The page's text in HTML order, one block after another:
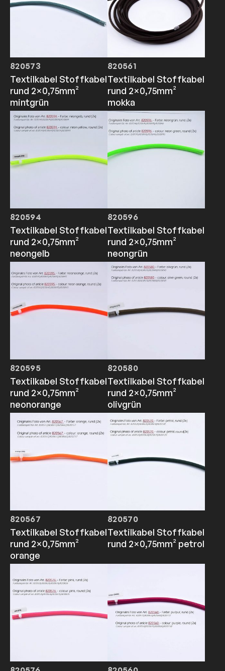
820573
Textilkabel Stoffkabel
rund 2×0,75mm²
mintgrün
820561
Textilkabel Stoffkabel
rund 2×0,75mm²
mokka
820594
Textilkabel Stoffkabel
rund 2×0,75mm²
neongelb
820596
Textilkabel Stoffkabel
rund 2×0,75mm²
neongrün
820595
Textilkabel Stoffkabel
rund 2×0,75mm²
neonorange
820580
Textilkabel Stoffkabel
rund 2×0,75mm²
olivgrün
820567
Textilkabel Stoffkabel
rund 2×0,75mm²
orange
820570
Textilkabel Stoffkabel
rund 2×0,75mm² petrol